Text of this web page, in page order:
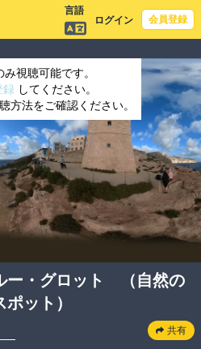
言語
ログイン
会員登録
み視聴可能です。
録 してください。
方法をご確認ください。
ー・グロット （自然の
ット）
共有